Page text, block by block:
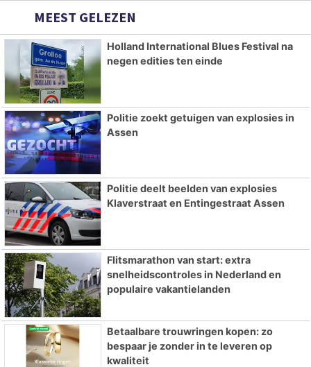
MEEST GELEZEN
Holland International Blues Festival na
negen edities ten einde
Politie zoekt getuigen van explosies in
Assen
Politie deelt beelden van explosies
Klaverstraat en Entingestraat Assen
Flitsmarathon van start: extra
snelheidscontroles in Nederland en
populaire vakantielanden
Betaalbare trouwringen kopen: zo
bespaar je zonder in te leveren op
kwaliteit